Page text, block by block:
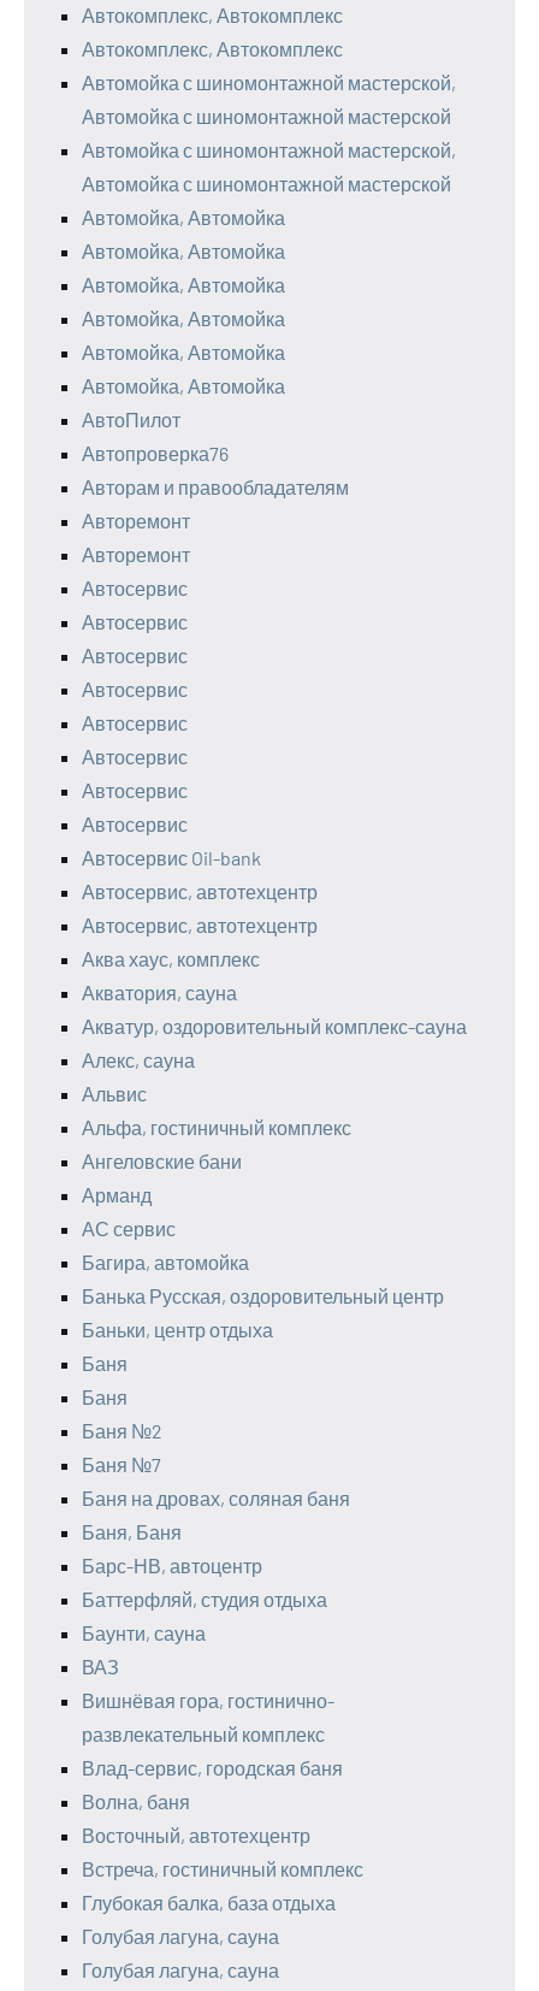
Автокомплекс, Автокомплекс
Автокомплекс, Автокомплекс
Автомойка с шиномонтажной мастерской,
Автомойка с шиномонтажной мастерской
Автомойка с шиномонтажной мастерской,
Автомойка с шиномонтажной мастерской
Автомойка, Автомойка
Автомойка, Автомойка
Автомойка, Автомойка
Автомойка, Автомойка
Автомойка, Автомойка
Автомойка, Автомойка
АвтоПилот
Автопроверка76
Авторам и правообладателям
Авторемонт
Авторемонт
Автосервис
Автосервис
Автосервис
Автосервис
Автосервис
Автосервис
Автосервис
Автосервис
Автосервис Oil-bank
Автосервис, автотехцентр
Автосервис, автотехцентр
Аква хаус, комплекс
Акватория, сауна
Акватур, оздоровительный комплекс-сауна
Алекс, сауна
Альвис
Альфа, гостиничный комплекс
Ангеловские бани
Арманд
АС сервис
Багира, автомойка
Банька Русская, оздоровительный центр
Баньки, центр отдыха
Баня
Баня
Баня №2
Баня №7
Баня на дровах, соляная баня
Баня, Баня
Барс-НВ, автоцентр
Баттерфляй, студия отдыха
Баунти, сауна
ВАЗ
Вишнёвая гора, гостинично-
развлекательный комплекс
Влад-сервис, городская баня
Волна, баня
Восточный, автотехцентр
Встреча, гостиничный комплекс
Глубокая балка, база отдыха
Голубая лагуна, сауна
Голубая лагуна, сауна